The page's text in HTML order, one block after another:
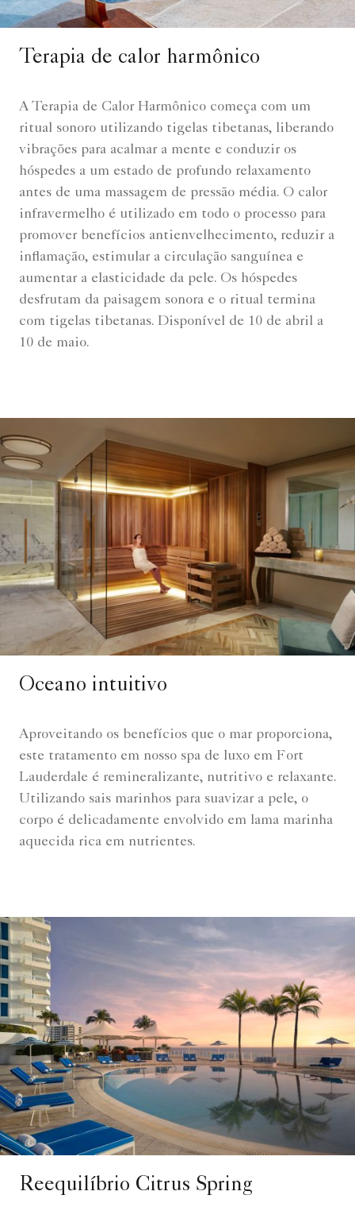
Terapia de calor harmônico
A Terapia de Calor Harmônico começa com um
ritual sonoro utilizando tigelas tibetanas, liberando
vibrações para acalmar a mente e conduzir os
hóspedes a um estado de profundo relaxamento
antes de uma massagem de pressão média. O calor
infravermelho é utilizado em todo o processo para
promover benefícios antienvelhecimento, reduzir a
inflamação, estimular a circulação sanguínea e
aumentar a elasticidade da pele. Os hóspedes
desfrutam da paisagem sonora e o ritual termina
com tigelas tibetanas. Disponível de 10 de abril a
10 de maio.
Oceano intuitivo
Aproveitando os benefícios que o mar proporciona,
este tratamento em nosso spa de luxo em Fort
Lauderdale é remineralizante, nutritivo e relaxante.
Utilizando sais marinhos para suavizar a pele, o
corpo é delicadamente envolvido em lama marinha
aquecida rica em nutrientes.
Reequilíbrio Citrus Spring